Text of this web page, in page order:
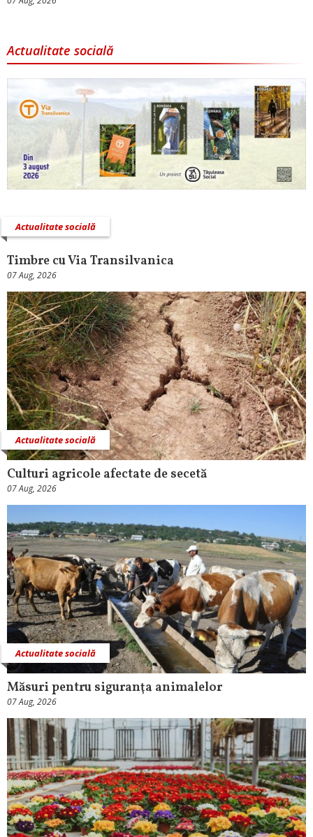
Actualitate socială
Actualitate socială
Timbre cu Via Transilvanica
07 Aug, 2026
Actualitate socială
Culturi agricole afectate de secetă
07 Aug, 2026
Actualitate socială
Măsuri pentru siguranţa animalelor
07 Aug, 2026